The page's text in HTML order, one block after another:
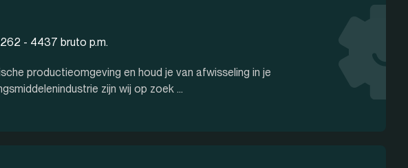
- 4437 bruto p.m.
productieomgeving en houd je van afwisseling in je
zijn wij op zoek ...